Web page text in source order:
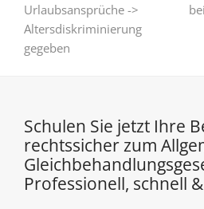
Urlaubsansprüche ->
Altersdiskriminierung
gegeben
Schulen Sie jetzt Ihre
rechtssicher zum
Professionell, schnell